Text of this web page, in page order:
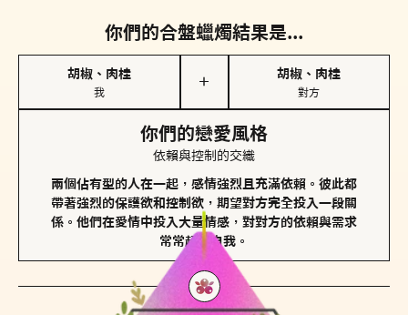
你們的合盤蠟燭結果是...
胡椒、肉桂
我
＋
胡椒、肉桂
對方
你們的戀愛風格
依賴與控制的交織
兩個佔有型的人在一起，感情強烈且充滿依賴。彼此都
帶著強烈的保護欲和控制欲，期望對方完全投入一段關
係。他們在愛情中投入大量情感，對對方的依賴與需求
常常超越自我。